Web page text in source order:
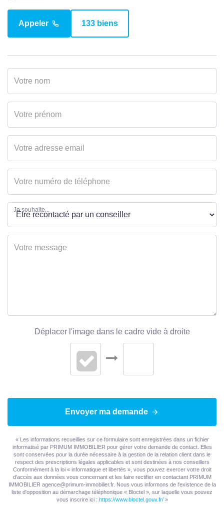
Bien en copropriété Non
Surface
EXTÉRIEUR
Année construction
Etat général Bon Etat
DIAGNOSTICS
Concerné par un Etat
des Risques et
Non
Appeler 133 biens
Je souhaite...
Déplacer l'image dans le cadre vide à droite
Envoyer ma demande
« Les informations recueillies sur ce formulaire sont enregistrées dans un fichier
informatisé par PRIMUM IMMOBILIER pour gérer votre demande de contact. Elles
sont conservées pour la durée nécessaire à la gestion de la relation client dans le
respect des prescriptions légales applicables et sont destinées à nos conseillers
Conformément à la loi « informatique et libertés », vous pouvez exercer votre droit
d'accès aux données vous concernant et les faire rectifier en contactant PRIMUM
IMMOBILIER agence@primum-immobilier.fr. Nous vous informons de l'existence de la
liste d'opposition au démarchage téléphonique « Bloctel », sur laquelle vous pouvez
vous inscrire ici : https://www.bloctel.gouv.fr/»